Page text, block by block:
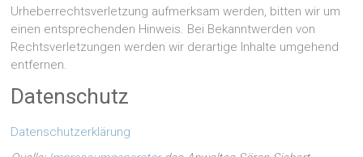
Urheberrechtsverletzung aufmerksam werden, bitten wir um
einen entsprechenden Hinweis. Bei Bekanntwerden von
Rechtsverletzungen werden wir derartige Inhalte umgehend
entfernen.
Datenschutz
Datenschutzerklärung